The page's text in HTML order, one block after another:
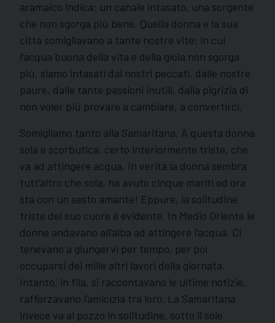
aramaico indica: un canale intasato, una sorgente
che non sgorga più bene. Quella donna e la sua
città somigliavano a tante nostre vite: in cui
l’acqua buona della vita e della gioia non sgorga
più, siamo intasati dai nostri peccati, dalle nostre
paure, dalle tante passioni inutili, dalla pigrizia di
non voler più provare a cambiare, a convertirci.
Somigliamo tanto alla Samaritana. A questa donna
sola e scorbutica, certo interiormente triste, che
va ad attingere acqua. In verità la donna sembra
tutt’altro che sola, ha avuto cinque mariti ed ora
sta con un sesto amante! Eppure, la solitudine
triste del suo cuore è evidente. In Medio Oriente le
donne andavano all’alba ad attingere l’acqua. Ci
tenevano a giungervi per tempo, per poi
occuparsi dei mille altri lavori della giornata.
Intanto, in fila, si raccontavano le ultime notizie,
rafforzavano l’amicizia tra loro. La Samaritana
invece va al pozzo in solitudine, sotto il sole